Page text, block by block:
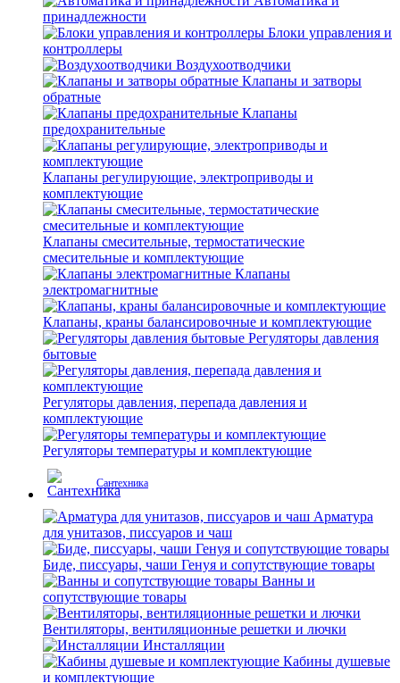
принадлежности
Блоки управления и
контроллеры
Воздухоотводчики
Клапаны и затворы
обратные
Клапаны
предохранительные
Клапаны регулирующие, электроприводы и
комплектующие
Клапаны смесительные, термостатические
смесительные и комплектующие
Клапаны
электромагнитные
Клапаны, краны балансировочные и комплектующие
Регуляторы давления
бытовые
Регуляторы давления, перепада давления и
комплектующие
Регуляторы температуры и комплектующие
Сантехника
Арматура
для унитазов, писсуаров и чаш
Биде, писсуары, чаши Генуя и сопутствующие товары
Ванны и
сопутствующие товары
Вентиляторы, вентиляционные решетки и лючки
Инсталляции
Кабины душевые
и комплектующие